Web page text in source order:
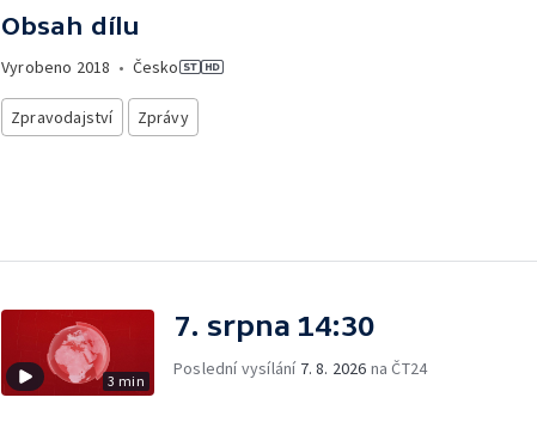
Obsah dílu
Vyrobeno 2018 • Česko
Zpravodajství Zprávy
3 min
7. srpna 14:30
Poslední vysílání 7. 8. 2026 na ČT24